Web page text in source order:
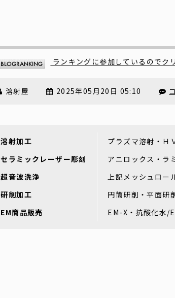
ランキングに参加しているのでク
溶射屋 2025年05月20日 05:10
溶射加工
プラズマ溶射・Ｈ
セラミックレーザー彫刻
アニロックス・ラ
超音波洗浄
上記メッシュロー
研削加工
円筒研削・平面研
EM商品販売
EM-X・抗酸化水/